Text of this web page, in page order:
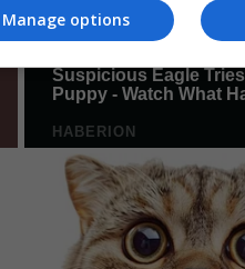
Manage options